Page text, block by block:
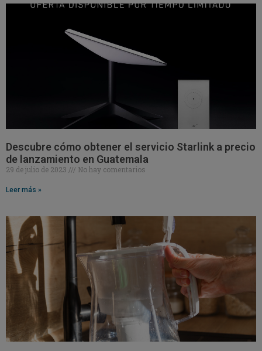
Descubre cómo obtener el servicio Starlink a precio
de lanzamiento en Guatemala
29 de julio de 2023 No hay comentarios
Leer más »